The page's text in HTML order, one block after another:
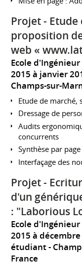
Projet -
proposition
web «
Ecole d'Ingénieur
2015 à janvier
Champs-sur-
Etude de marché,
Dressage de
Audits
concurrents
Synthèse par
Interfaçage des
Projet -
d'un
: "Laborious
Ecole d'Ingénieur
2015 à
étudiant
France